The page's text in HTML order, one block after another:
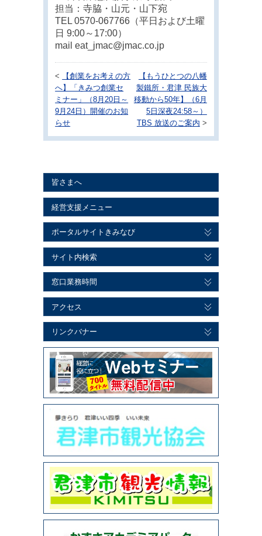
担当：寺脇・山元・山下宛
TEL 0570-067766（平日および土曜
日 9:00～17:00）
mail eat_jmac@jmac.co.jp
<
【創業をお考えの方
へ】「きみつ創業セ
ミナー」（8月20日～
9月24日）開催のお知
らせ
【もうひとつの八幡
製鐵所・君津 民族大
移動から50年】（6月
5日深夜24:58～）
TBS 放送のご案内 >
皆さまへ
経営支援メニュー
ポータルサイトきみなび
サイト内検索
窓口業務時間
アクセス
リンクバナー